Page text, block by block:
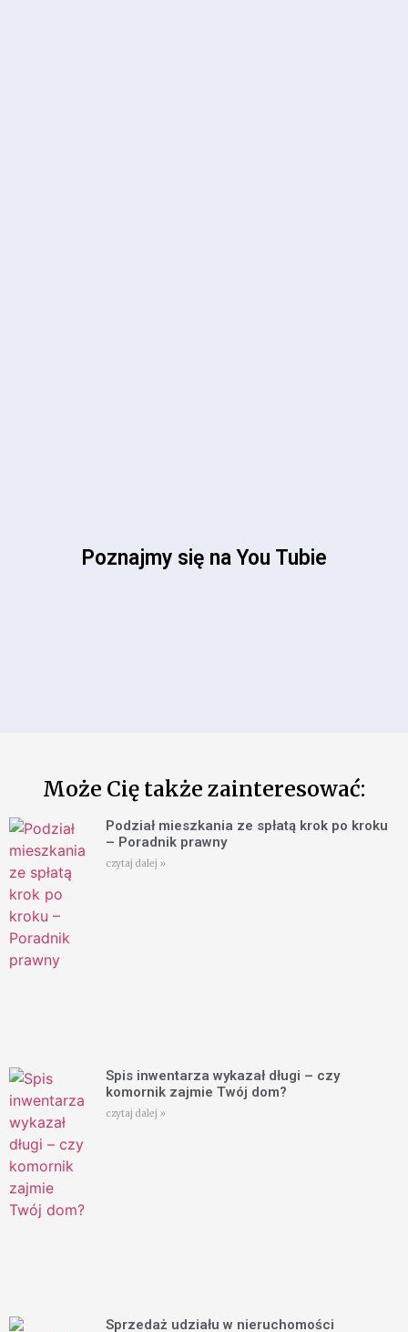
Poznajmy się na You Tubie
Może Cię także zainteresować:
Podział mieszkania ze spłatą krok po kroku
– Poradnik prawny
czytaj dalej »
Spis inwentarza wykazał długi – czy
komornik zajmie Twój dom?
czytaj dalej »
Sprzedaż udziału w nieruchomości